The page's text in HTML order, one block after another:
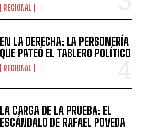
REGIONAL
EN LA DERECHA: LA PERSONERÍA
QUE PATEÓ EL TABLERO POLÍTICO
REGIONAL
LA CARGA DE LA PRUEBA: EL
ESCÁNDALO DE RAFAEL POVEDA